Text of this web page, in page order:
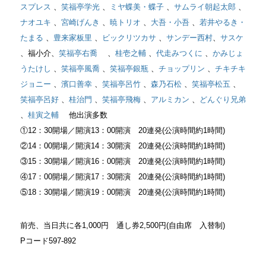
スプレス 、 笑福亭学光、 ミヤ蝶美・蝶子、 サムライ朝起太郎 、
ナオユキ 、 宮崎げんき 、 暁トリオ 、 大吾・小吾、 若井やるき・
たまる 、 豊来家板里 、 ビックリツカサ 、 サンデー西村、 サスケ
、福小介、 笑福亭右喬 、 桂壱之輔、 代走みつくに 、 かみじょ
うたけし 、 笑福亭風喬 、 笑福亭銀瓶、 チョップリン 、 チキチキ
ジョニー 、 濱口善幸、 笑福亭呂竹、 森乃石松、 笑福亭松五 、
笑福亭呂好、 桂治門 、 笑福亭飛梅、 アルミカン 、
どんぐり兄弟
、 桂寅之輔他出演多数
①12：30開場／開演13：00開演 20連発(公演時間約1時間)
②14：00開場／開演14：30開演 20連発(公演時間約1時間)
③15：30開場／開演16：00開演 20連発(公演時間約1時間)
④17：00開場／開演17：30開演 20連発(公演時間約1時間)
⑤18：30開場／開演19：00開演 20連発(公演時間約1時間)
前売、当日共に各1,000円 通し券2,500円(自由席 入替制)
Pコード597‐892